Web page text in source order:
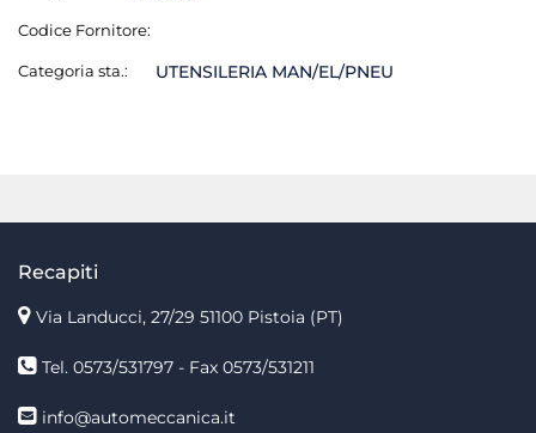
Codice Fornitore:
Categoria sta.: UTENSILERIA MAN/EL/PNEU
Recapiti
Via Landucci, 27/29 51100 Pistoia (PT)
Tel. 0573/531797 - Fax 0573/531211
info@automeccanica.it